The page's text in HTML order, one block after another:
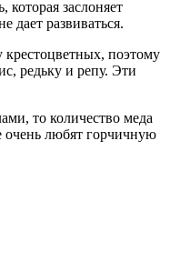
заслоняет
дает развиваться.
крестоцветных, поэтому
редьку и репу. Эти
то количество меда
очень любят горчичную